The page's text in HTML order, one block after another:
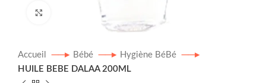
Click to enlarge
Accueil Bébé
Hygiène BéBé
HUILE BEBE DALAA 200ML